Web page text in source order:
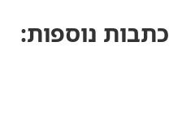
כתבות נוספות: